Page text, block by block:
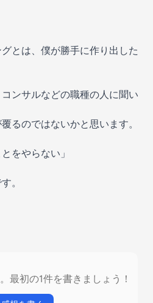
とは、僕が勝手に作り出した
ンサルなどの職種の人に聞い
るのではないかと思います。
をやらない」
。
最初の1件を書きましょう！